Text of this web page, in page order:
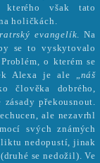
kterého však tato
holičkách.
evangelík. Na
se to vyskytovalo
o kterém se
Alexa je ale „náš
člověka dobrého,
zásady překousnout.
ale nezavrhl
svých známých
nedopustí, jinak
se nedožil). Ve